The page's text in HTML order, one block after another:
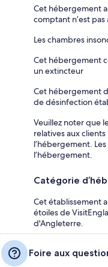
Cet hébergement
comptant n’est
Les chambres
Cet hébergement
un extincteur
Cet hébergement
de désinfection
Veuillez noter que
relatives aux
l’hébergement.
l’hébergement.
Catégorie
Cet établissement
étoiles de
d'Angleterre.
Foire aux